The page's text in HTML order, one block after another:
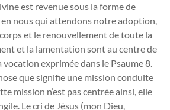
est revenue sous la forme de
en nous qui attendons notre adoption,
et le renouvellement de toute la
et la lamentation sont au centre de
exprimée dans le Psaume 8.
que signifie une mission conduite
mission n’est pas centrée ainsi, elle
Le cri de Jésus (mon Dieu,